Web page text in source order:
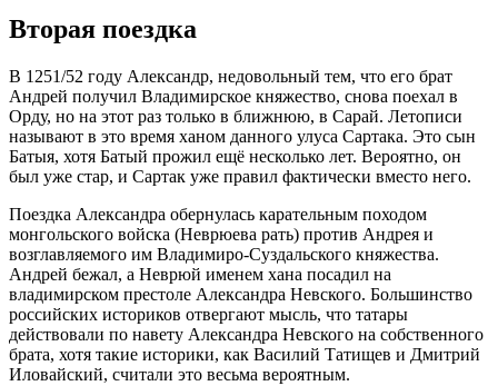
Вторая поездка
В 1251/52 году Александр, недовольный тем, что его брат
Андрей получил Владимирское княжество, снова поехал в
Орду, но на этот раз только в ближнюю, в Сарай. Летописи
называют в это время ханом данного улуса Сартака. Это сын
Батыя, хотя Батый прожил ещё несколько лет. Вероятно, он
был уже стар, и Сартак уже правил фактически вместо него.
Поездка Александра обернулась карательным походом
монгольского войска (Неврюева рать) против Андрея и
возглавляемого им Владимиро-Суздальского княжества.
Андрей бежал, а Неврюй именем хана посадил на
владимирском престоле Александра Невского. Большинство
российских историков отвергают мысль, что татары
действовали по навету Александра Невского на собственного
брата, хотя такие историки, как Василий Татищев и Дмитрий
Иловайский, считали это весьма вероятным.